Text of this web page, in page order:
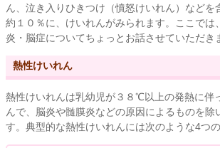
ん、泣き入りひきつけ（憤怒けいれん）などを
約１０％に、けいれんがみられます。ここでは
炎・脳症についてちょっとお話させていただき
熱性けいれん
熱性けいれんは乳幼児が３８℃以上の発熱に伴
んで、脳炎や髄膜炎などの原因によるものを除
す。典型的な熱性けいれんには次のような4つ